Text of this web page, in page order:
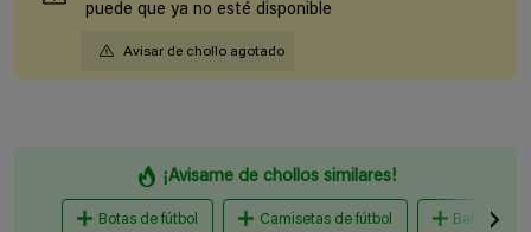
puede que ya no esté disponible
Avisar de chollo agotado
¡Avisame de chollos similares!
Botas de fútbol Camisetas de fútbol Balones